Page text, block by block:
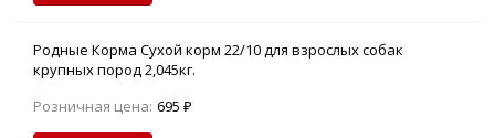
Родные Корма Сухой корм 22/10 для взрослых собак
крупных пород 2,045кг.
Розничная цена: 695 ₽